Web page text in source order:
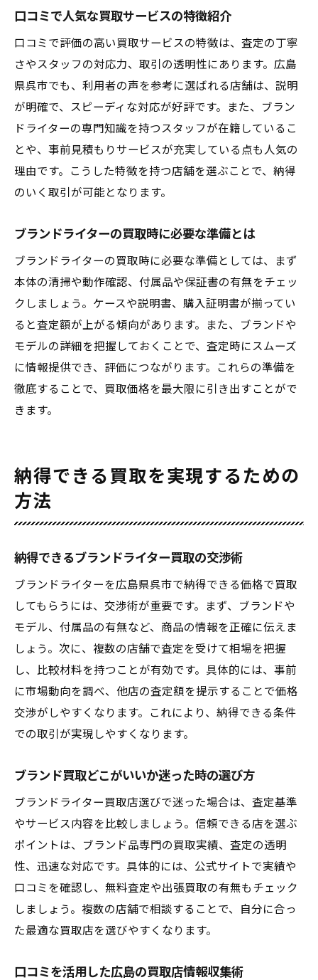
口コミで人気な買取サービスの特徴紹介
口コミで評価の高い買取サービスの特徴は、査定の丁寧
さやスタッフの対応力、取引の透明性にあります。広島
県呉市でも、利用者の声を参考に選ばれる店舗は、説明
が明確で、スピーディな対応が好評です。また、ブラン
ドライターの専門知識を持つスタッフが在籍しているこ
とや、事前見積もりサービスが充実している点も人気の
理由です。こうした特徴を持つ店舗を選ぶことで、納得
のいく取引が可能となります。
ブランドライターの買取時に必要な準備とは
ブランドライターの買取時に必要な準備としては、まず
本体の清掃や動作確認、付属品や保証書の有無をチェッ
クしましょう。ケースや説明書、購入証明書が揃ってい
ると査定額が上がる傾向があります。また、ブランドや
モデルの詳細を把握しておくことで、査定時にスムーズ
に情報提供でき、評価につながります。これらの準備を
徹底することで、買取価格を最大限に引き出すことがで
きます。
納得できる買取を実現するための
方法
納得できるブランドライター買取の交渉術
ブランドライターを広島県呉市で納得できる価格で買取
してもらうには、交渉術が重要です。まず、ブランドや
モデル、付属品の有無など、商品の情報を正確に伝えま
しょう。次に、複数の店舗で査定を受けて相場を把握
し、比較材料を持つことが有効です。具体的には、事前
に市場動向を調べ、他店の査定額を提示することで価格
交渉がしやすくなります。これにより、納得できる条件
での取引が実現しやすくなります。
ブランド買取どこがいいか迷った時の選び方
ブランドライター買取店選びで迷った場合は、査定基準
やサービス内容を比較しましょう。信頼できる店を選ぶ
ポイントは、ブランド品専門の買取実績、査定の透明
性、迅速な対応です。具体的には、公式サイトで実績や
口コミを確認し、無料査定や出張買取の有無もチェック
しましょう。複数の店舗で相談することで、自分に合っ
た最適な買取店を選びやすくなります。
口コミを活用した広島の買取店情報収集術